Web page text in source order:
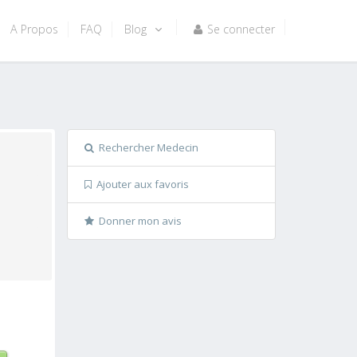
A Propos FAQ Blog Se connecter
Rechercher Medecin
Ajouter aux favoris
Donner mon avis